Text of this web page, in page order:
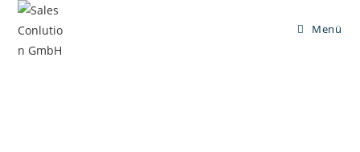
Menü